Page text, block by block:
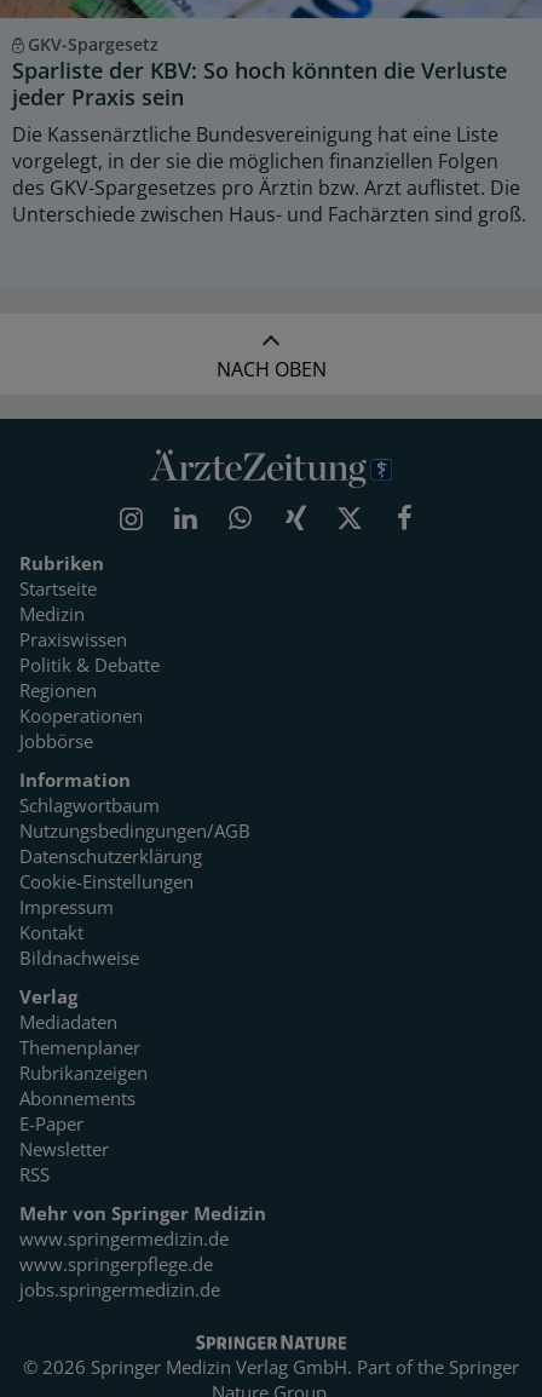
GKV-Spargesetz
Sparliste der KBV: So hoch könnten die Verluste
jeder Praxis sein
Die Kassenärztliche Bundesvereinigung hat eine Liste
vorgelegt, in der sie die möglichen finanziellen Folgen
des GKV-Spargesetzes pro Ärztin bzw. Arzt auflistet. Die
Unterschiede zwischen Haus- und Fachärzten sind groß.
NACH OBEN
Rubriken
Startseite
Medizin
Praxiswissen
Politik & Debatte
Regionen
Kooperationen
Jobbörse
Information
Schlagwortbaum
Nutzungsbedingungen/AGB
Datenschutzerklärung
Cookie-Einstellungen
Impressum
Kontakt
Bildnachweise
Verlag
Mediadaten
Themenplaner
Rubrikanzeigen
Abonnements
E-Paper
Newsletter
RSS
Mehr von Springer Medizin
www.springermedizin.de
www.springerpflege.de
jobs.springermedizin.de
© 2026 Springer Medizin Verlag GmbH. Part of the Springer
Nature Group.